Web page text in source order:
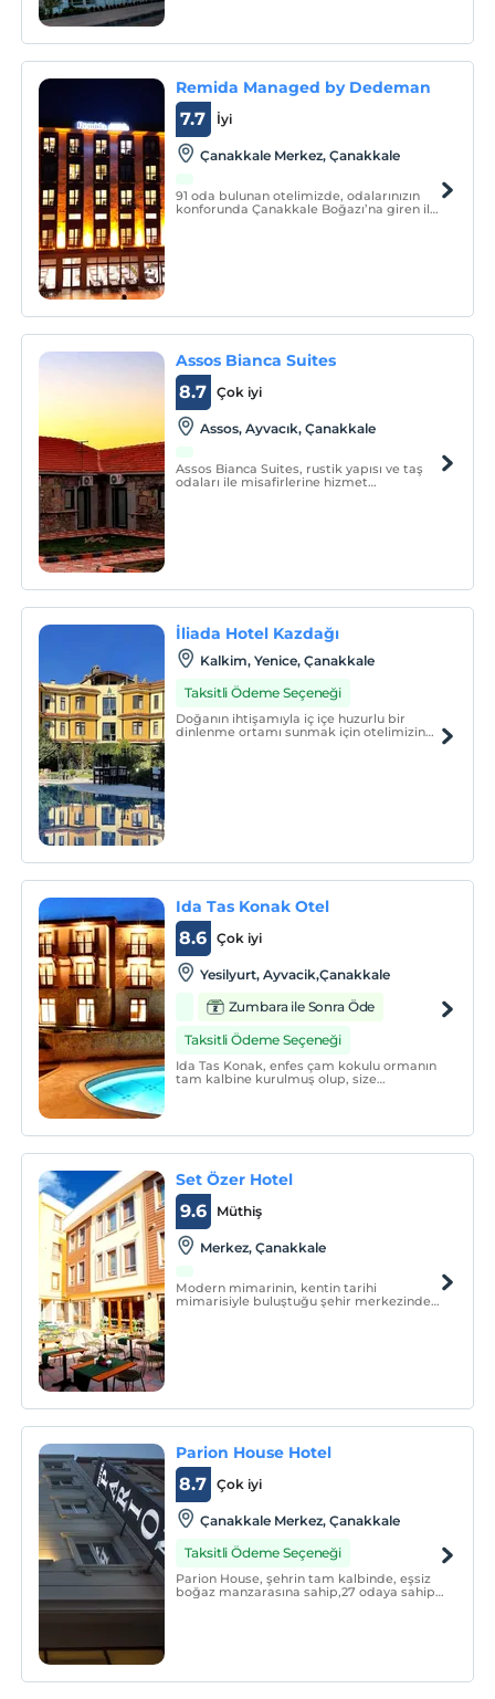
Remida Managed by Dedeman
İyi
7.7
Çanakkale Merkez, Çanakkale
91 oda bulunan otelimizde, odalarınızın
konforunda Çanakkale Boğazı’na giren ilk
Assos Bianca Suites
Çok iyi
8.7
Assos, Ayvacık, Çanakkale
Assos Bianca Suites, rustik yapısı ve taş
odaları ile misafirlerine hizmet
İliada Hotel Kazdağı
Kalkim, Yenice, Çanakkale
Taksitli Ödeme Seçeneği
Doğanın ihtişamıyla iç içe huzurlu bir
dinlenme ortamı sunmak için otelimizin
Ida Tas Konak Otel
Çok iyi
8.6
Yesilyurt, Ayvacik,Çanakkale
Zumbara ile Sonra Öde
Taksitli Ödeme Seçeneği
Ida Tas Konak, enfes çam kokulu ormanın
tam kalbine kurulmuş olup, size
getiriyor.
Set Özer Hotel
Müthiş
9.6
Merkez‎, Çanakkale
Modern mimarinin, kentin tarihi
mimarisiyle buluştuğu şehir merkezinde
Parion House Hotel
Çok iyi
8.7
Çanakkale Merkez, Çanakkale
Taksitli Ödeme Seçeneği
Parion House, şehrin tam kalbinde, eşsiz
boğaz manzarasına sahip,27 odaya sahip